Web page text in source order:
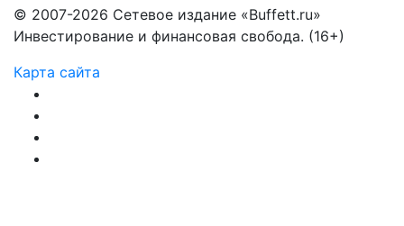
© 2007-2026 Сетевое издание «Buffett.ru»
Инвестирование и финансовая свобода. (16+)
Карта сайта